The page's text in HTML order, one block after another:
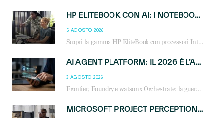
HP ELITEBOOK CON AI: I NOTEBOOK BUSINESS INTELLIGENTI CHE TRASFORMANO PRODUTTIVITÀ, SICUREZZA E LAVORO IBRIDO
5 AGOSTO 2026
Scopri la gamma HP EliteBook con processori Intel® Core™ Ultra e AMD Ryzen™ AI. Notebook business progettati per aumentare la produttività, migliorare la collaborazione e garantire sicurezza avanzata in ufficio e in mobilità.
AI AGENT PLATFORM: IL 2026 È L’ANNO DEL «SISTEMA OPERATIVO» PER GLI AGENTI AZIENDALI
3 AGOSTO 2026
Frontier, Foundry e watsonx Orchestrate: la guerra delle piattaforme AI agent ridisegna il mercato IT. Cosa cambia per reseller, MSP e system integrator.
MICROSOFT PROJECT PERCEPTION: COME GLI AGENTI AI CAMBIERANNO SOC, CYBERSECURITY E SERVIZI MSP